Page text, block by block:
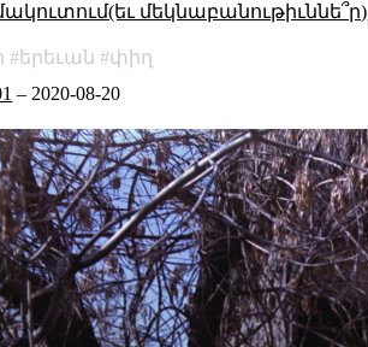
մեկնաբանութիւննե՞ր)
երեւան
փիղ
– 2020-08-20